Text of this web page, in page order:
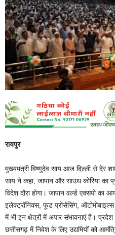
रायपुर
मुख्यमंत्री विष्णुदेव साय आज दिल्ली से देर
साय ने कहा, जापान और साउथ कोरिया का
विदेश दौरा होगा। जापान वर्ल्ड एक्सपो का
इलेक्ट्रॉनिक्स, फूड प्रोसेसिंग,
में भी इन क्षेत्रों में अपार संभावनाएं है।
छत्तीसगढ़ में निवेश के लिए उद्यमियों को